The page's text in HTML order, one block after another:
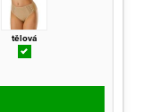
tělová